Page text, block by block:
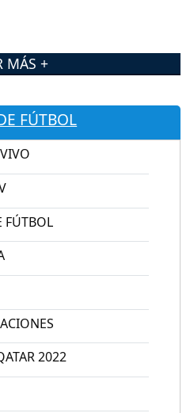
MÁS +
FÚTBOL
FÚTBOL
2022